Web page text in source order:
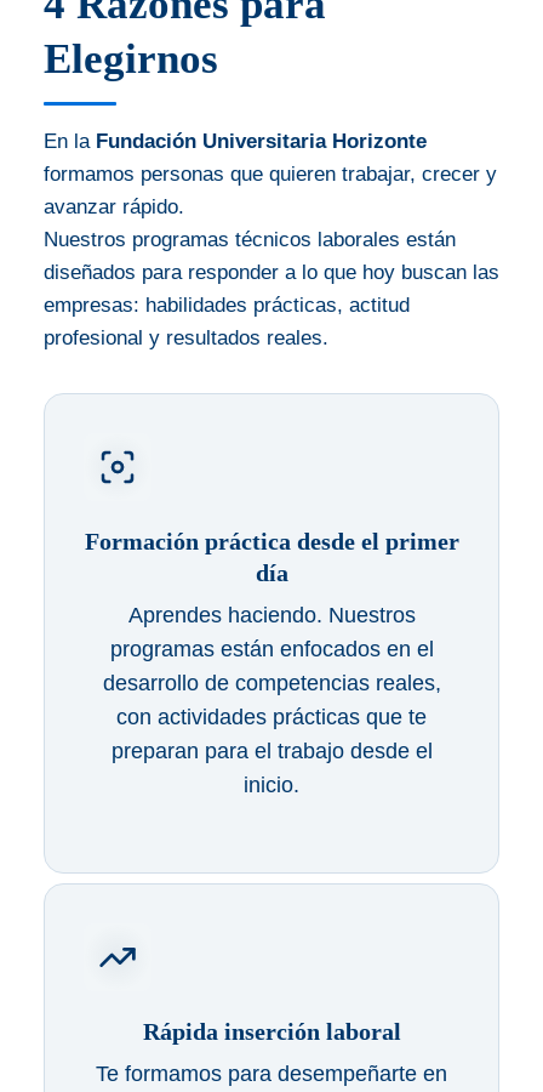
Elegirnos
En la Fundación Universitaria Horizonte
formamos personas que quieren trabajar, crecer y
avanzar rápido.
Nuestros programas técnicos laborales están
diseñados para responder a lo que hoy buscan las
empresas: habilidades prácticas, actitud
profesional y resultados reales.
Formación práctica desde el primer
día
Aprendes haciendo. Nuestros
programas están enfocados en el
desarrollo de competencias reales,
con actividades prácticas que te
preparan para el trabajo desde el
inicio.
Rápida inserción laboral
Te formamos para desempeñarte en